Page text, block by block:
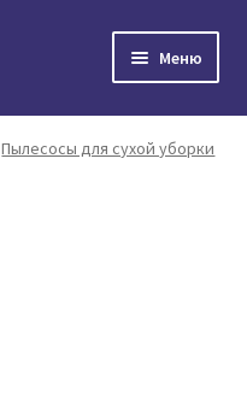
Меню
Пылесосы для сухой уборки